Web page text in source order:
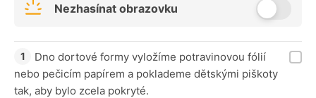
Nezhasínat obrazovku
Dno dortové formy vyložíme potravinovou fólií
nebo pečicím papírem a poklademe dětskými piškoty
tak, aby bylo zcela pokryté.